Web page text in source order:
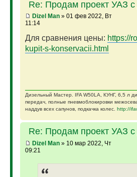
Re: Продам проект УАЗ
Dizel Man» 01 фев 2022, Вт
11:14
Для сравнения цены: https://
kupit-s-konservacii.html
Дизельный Мастер. IFA W50LA, КУНГ, 6,5 л
передач, полные пневмоблокировки
наддув всех сапунов, подкачка колес. http://
Re: Продам проект УАЗ
Dizel Man» 10 мар 2022, Чт
09:21